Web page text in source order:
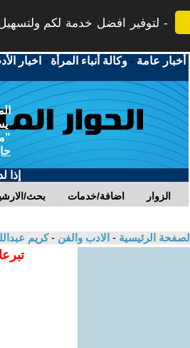
لتوفير افضل خدمة لكم
أخبار عامة -وكالة أنباء المرأة - اخبار
إذا
بحث/ اضافة/خدمات الزوار
الصفحة الرئيسية - الادب والفن -كريم